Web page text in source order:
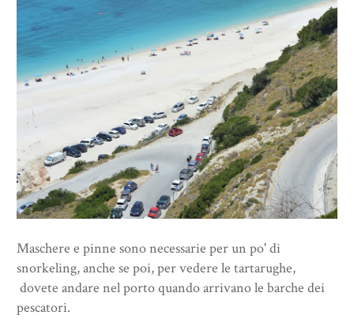
Maschere e pinne sono necessarie per un po' di
snorkeling, anche se poi, per vedere le tartarughe,
dovete andare nel porto quando arrivano le barche dei
pescatori.